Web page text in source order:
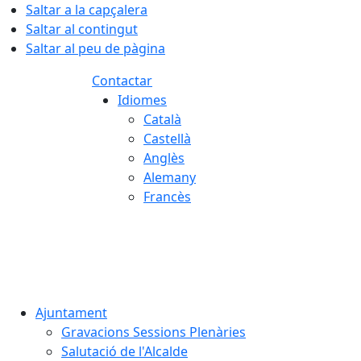
Saltar a la capçalera
Saltar al contingut
Saltar al peu de pàgina
Contactar
Idiomes
Català
Castellà
Anglès
Alemany
Francès
Ajuntament
Gravacions Sessions Plenàries
Salutació de l'Alcalde